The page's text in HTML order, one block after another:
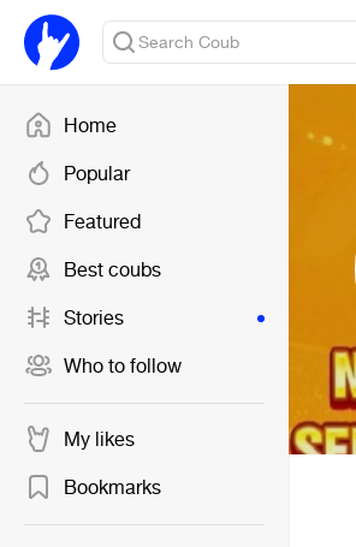
Home
Popular
Featured
Best coubs
Stories
Who to follow
My likes
Bookmarks